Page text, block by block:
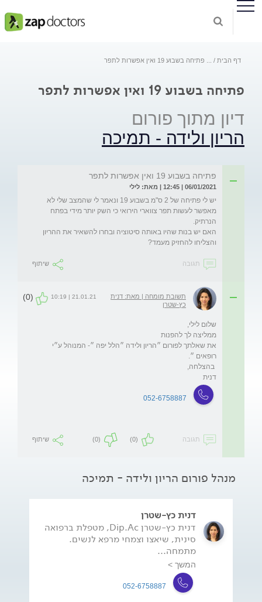
דף הבית פתיחה בשבוע 19 ואין אפשרות לתפר
פתיחה בשבוע 19 ואין אפשרות לתפר
דיון מתוך פורום
הריון ולידה - תמיכה
פתיחה בשבוע 19 ואין אפשרות לתפר
06/01/2021 | 12:45 | מאת: לילי
יש לי פתיחה של 2 ס"מ בשבוע 19 ונאמר לי שהמצב שלי לא
מאפשר לעשות תפר צווארי הירואי כי השק יותר מידי בפתח
האם יש בנות שהיו באותה סיטוציה ובחרו להשאיר את ההריון
והצליחו להחזיק מעמד?
תגובה שיתוף
תשובת מומחה | מאת: דנית
כץ-שטרן
21.01.21 | 10:19
(0)
את שאלתך לפורום ״הריון ולידה ״הלל יפה ״- המנוהל ע״י
דנית
052-6758887
תגובה (0)
(0) שיתוף
מנהל פורום הריון ולידה - תמיכה
דנית כץ-שטרן
דנית כץ-שטרן Dip.Ac, מטפלת ברפואה
סינית, שיאצו וצמחי מרפא לנשים.
מתמחה...
המשך >
052-6758887